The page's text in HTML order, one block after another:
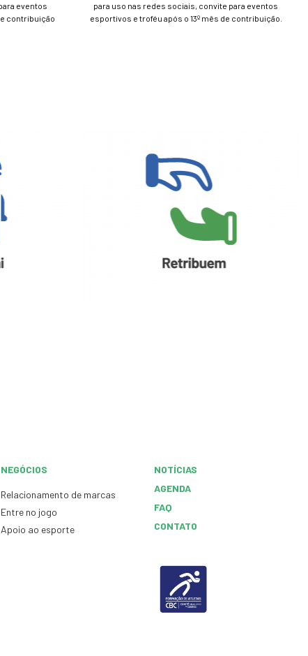
eventos
contribuição
para uso nas redes sociais, convite para eventos
esportivos e troféu após o 13º mês de contribuição.
NEGÓCIOS
Relacionamento de marcas
Entre no jogo
Apoio ao esporte
NOTÍCIAS
AGENDA
FAQ
CONTATO